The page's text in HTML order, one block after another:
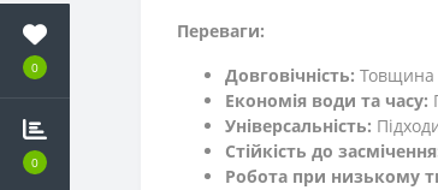
0
0
Переваги:
Довговічність: Товщина
Економія води та часу:
Універсальність:
Стійкість до
Робота при низькому